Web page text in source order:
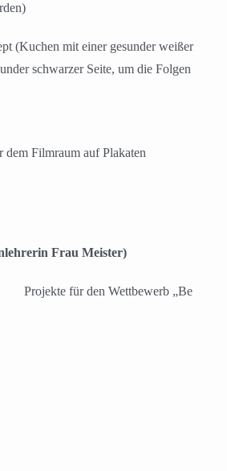
mit einer gesunder weißer
schwarzer Seite, um die Folgen
dem Filmraum auf Plakaten
Frau Meister)
Projekte für den Wettbewerb „Be